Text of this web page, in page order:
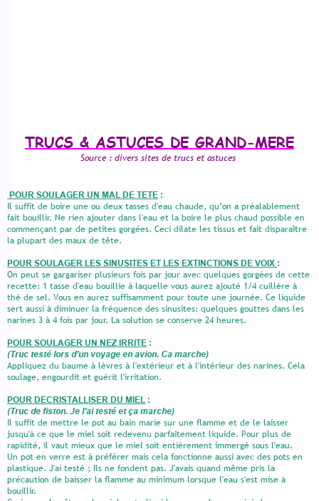
TRUCS & ASTUCES DE GRAND-MERE
Source : divers sites de trucs et astuces
POUR SOULAGER UN MAL DE TETE :
Il suffit de boire une ou deux tasses d'eau chaude, qu’on a préalablement
fait bouillir. Ne rien ajouter dans l'eau et la boire le plus chaud possible en
commençant par de petites gorgées. Ceci dilate les tissus et fait disparaître
la plupart des maux de tête.
POUR SOULAGER LES SINUSITES ET LES EXTINCTIONS DE VOIX :
On peut se gargariser plusieurs fois par jour avec quelques gorgées de cette
recette: 1 tasse d'eau bouillie à laquelle vous aurez ajouté 1/4 cuillère à
thé de sel. Vous en aurez suffisamment pour toute une journée. Ce liquide
sert aussi à diminuer la fréquence des sinusites: quelques gouttes dans les
narines 3 à 4 fois par jour. La solution se conserve 24 heures.
POUR SOULAGER UN NEZ IRRITE :
(Truc testé lors d'un voyage en avion. Ca marche)
Appliquez du baume à lèvres à l'extérieur et à l'intérieur des narines. Cela
soulage, engourdit et guérit l'irritation.
POUR DECRISTALLISER DU MIEL :
(Truc de fiston. Je l'ai testé et ça marche)
Il suffit de mettre le pot au bain marie sur une flamme et de le laisser
jusqu'à ce que le miel soit redevenu parfaitement liquide. Pour plus de
rapidité, il vaut mieux que le miel soit entièrement immergé sous l'eau.
Un pot en verre est à préférer mais cela fonctionne aussi avec des pots en
plastique. J'ai testé ; Ils ne fondent pas. J'avais quand même pris la
précaution de baisser la flamme au minimum lorsque l'eau s'est mise à
bouillir.